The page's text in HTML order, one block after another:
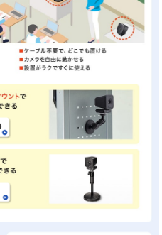
ラです。持って移動したり、ケーブルの配
や動画配信、簡易防犯カメラなど、幅広く